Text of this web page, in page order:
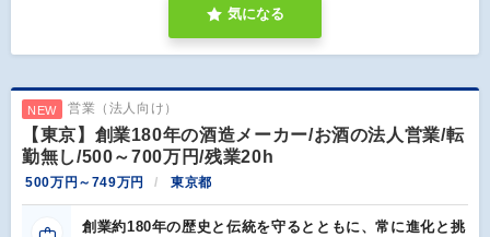
気になる
NEW 営業（法人向け）
【東京】創業180年の酒造メーカー/お酒の法人営業/転
勤無し/500～700万円/残業20h
500万円～749万円 東京都
創業約180年の歴史と伝統を守るとともに、常に進化と挑